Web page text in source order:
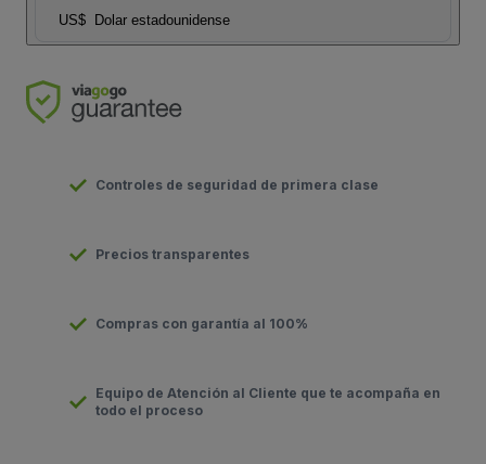
US$ Dolar estadounidense
Controles de seguridad de primera clase
Precios transparentes
Compras con garantía al 100%
Equipo de Atención al Cliente que te acompaña en
todo el proceso